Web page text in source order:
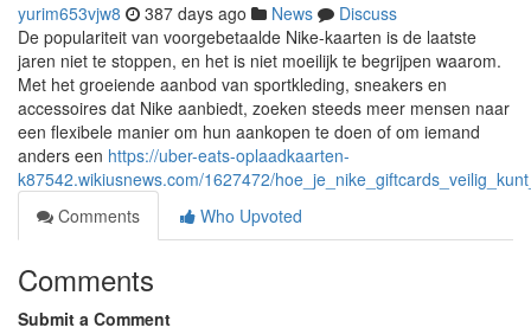
yurim653vjw8 387 days ago News
Discuss
De populariteit van voorgebetaalde Nike-kaarten is de laatste
jaren niet te stoppen, en het is niet moeilijk te begrijpen waarom.
Met het groeiende aanbod van sportkleding, sneakers en
accessoires dat Nike aanbiedt, zoeken steeds meer mensen naar
een flexibele manier om hun aankopen te doen of om iemand
anders een https://uber-eats-oplaadkaarten-
k87542.wikiusnews.com/1627472/
Comments
Who Upvoted
Comments
Submit a Comment